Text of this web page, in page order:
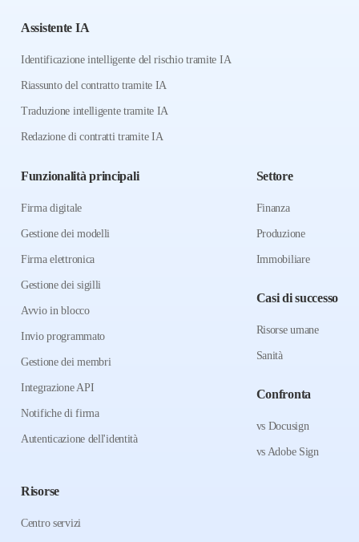
Assistente IA
Identificazione intelligente del rischio tramite IA
Riassunto del contratto tramite IA
Traduzione intelligente tramite IA
Redazione di contratti tramite IA
Funzionalità principali
Firma digitale
Gestione dei modelli
Firma elettronica
Gestione dei sigilli
Avvio in blocco
Invio programmato
Gestione dei membri
Integrazione API
Notifiche di firma
Autenticazione dell'identità
Settore
Finanza
Produzione
Immobiliare
Casi di successo
Risorse umane
Sanità
Confronta
vs Docusign
vs Adobe Sign
Risorse
Centro servizi